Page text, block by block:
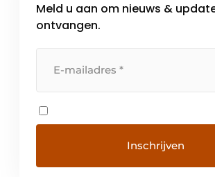
Meld u aan om nieuws &
ontvangen.